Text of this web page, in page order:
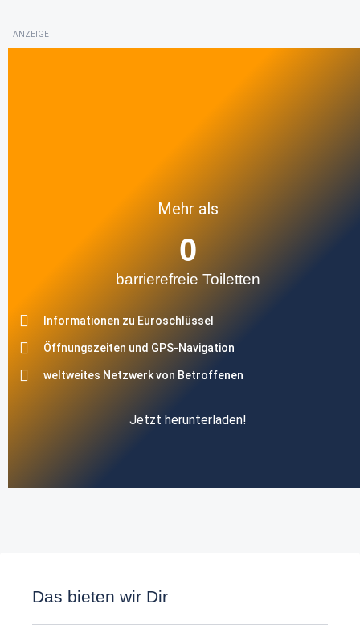
ANZEIGE
Mehr als
barrierefreie Toiletten
0
Informationen zu Euroschlüssel
Öffnungszeiten und GPS-Navigation
weltweites Netzwerk von Betroffenen
Jetzt herunterladen!
Das bieten wir Dir